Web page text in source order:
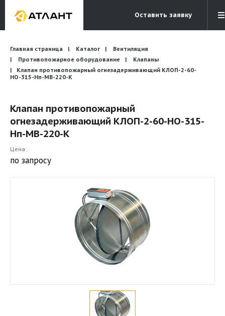
Оставить заявку
Электронная почта
info@atlantcompany.ru
Бесплатный звонок
8 (495) 532-45-07
Бренды
Каталоги
Бланки запросов
Главная страница Каталог
Вентиляция
Противопожарное оборудование
Клапаны
Клапан противопожарный огнезадерживающий КЛОП-2-60-
НО-315-Нп-МВ-220-К
Клапан противопожарный
огнезадерживающий КЛОП-2-60-НО-315-
Нп-МВ-220-К
Цена:
по запросу